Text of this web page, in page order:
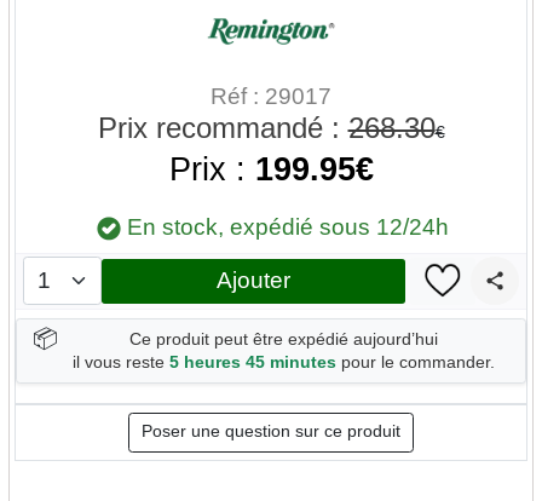
Réf : 29017
Prix recommandé :268.30€
Prix : 199.95€
En stock, expédié sous 12/24h
Ajouter
📦
Ce produit peut être expédié aujourd’hui
il vous reste 5 heures 45 minutes pour le commander.
Poser une question sur ce produit